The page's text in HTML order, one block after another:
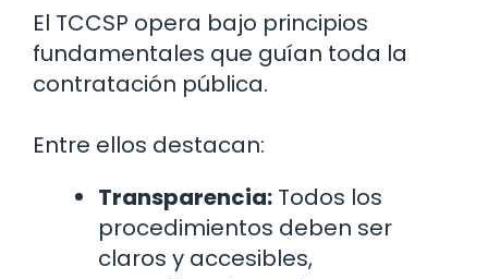
El TCCSP opera bajo principios
fundamentales que guían toda la
contratación pública.
Entre ellos destacan:
Transparencia: Todos los
procedimientos deben ser
claros y accesibles,